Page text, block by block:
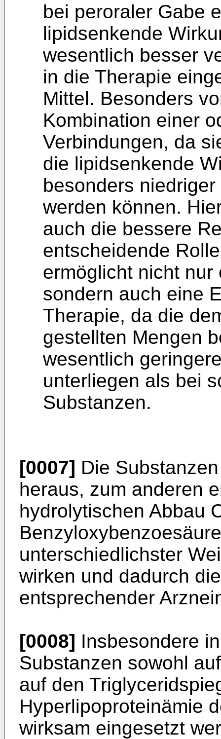
bei peroraler Gabe
lipidsenkende
wesentlich besser
in die Therapie
Mittel. Besonders
Kombination einer
Verbindungen, da
die lipidsenkende
besonders
werden können.
auch die bessere
entscheidende
ermöglicht nicht
sondern auch eine
Therapie, da die
gestellten Mengen
wesentlich
unterliegen als bei
Substanzen.
[0007] Die
heraus, zum anderen
hydrolytischen Abbau
unterschiedlichster
wirken und dadurch
entsprechender
[0008] Insbesondere
Substanzen sowohl
auf den
Hyperlipoproteinämie
wirksam eingesetzt